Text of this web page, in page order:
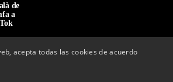
de
a
acepta todas las cookies de acuerdo